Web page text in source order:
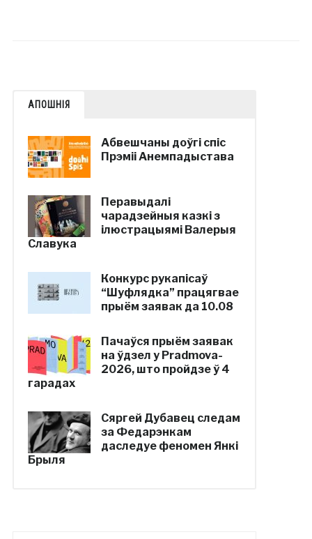
АПОШНІЯ
Абвешчаны доўгі спіс
Прэміі Анемпадыстава
Перавыдалі
чарадзейныя казкі з
ілюстрацыямі Валерыя
Славука
Конкурс рукапісаў
“Шуфлядка” працягвае
прыём заявак да 10.08
Пачаўся прыём заявак
на ўдзел у Pradmova-
2026, што пройдзе ў 4
гарадах
Сяргей Дубавец следам
за Федарэнкам
даследуе феномен Янкі
Брыля